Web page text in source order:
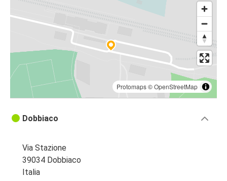
Protomaps©OpenStreetMap
Dobbiaco
Via Stazione
39034 Dobbiaco
Italia